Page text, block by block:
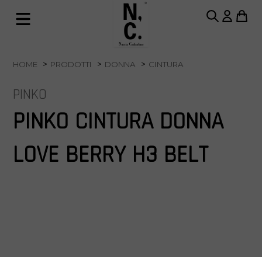
HOME PRODOTTI DONNA CINTURA
PINKO
PINKO CINTURA DONNA
LOVE BERRY H3 BELT